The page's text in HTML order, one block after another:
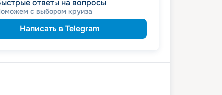
ответы на вопросы
с выбором круиза
Написать в Telegram